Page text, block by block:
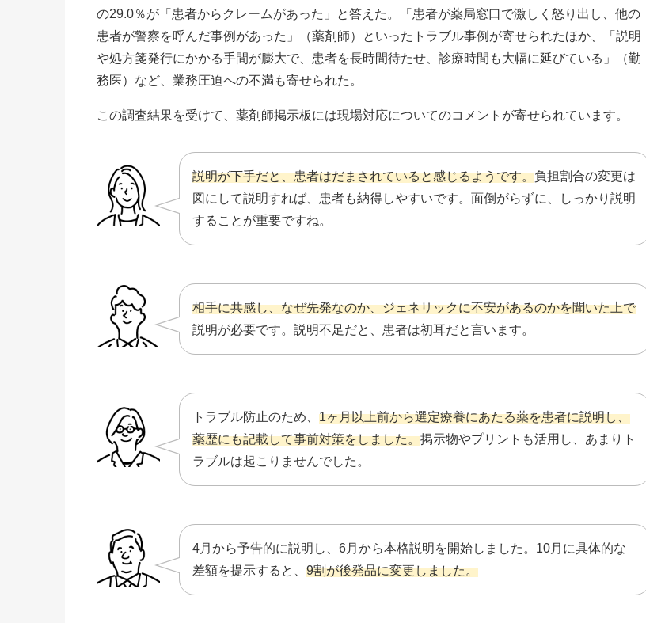
の29.0％が「患者からクレームがあった」と答えた。「患者が薬局窓口で激しく怒り出し、他の
患者が警察を呼んだ事例があった」（薬剤師）といったトラブル事例が寄せられたほか、「説明
や処方箋発行にかかる手間が膨大で、患者を長時間待たせ、診療時間も大幅に延びている」（勤
務医）など、業務圧迫への不満も寄せられた。
この調査結果を受けて、薬剤師掲示板には現場対応についてのコメントが寄せられています。
説明が下手だと、患者はだまされていると感じるようです。負担割合の変更は
図にして説明すれば、患者も納得しやすいです。面倒がらずに、しっかり説明
することが重要ですね。
相手に共感し、なぜ先発なのか、ジェネリックに不安があるのかを聞いた上で
説明が必要です。説明不足だと、患者は初耳だと言います。
トラブル防止のため、 1ヶ月以上前から選定療養にあたる薬を患者に説明し、
薬歴にも記載して事前対策をしました。掲示物やプリントも活用し、あまりト
ラブルは起こりませんでした。
4月から予告的に説明し、6月から本格説明を開始しました。10月に具体的な
差額を提示すると、 9割が後発品に変更しました。